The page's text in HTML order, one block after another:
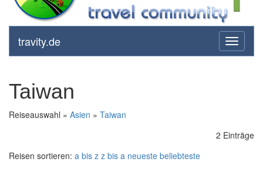
toggle
travity.de
Taiwan
Reiseauswahl » Asien » Taiwan
2 Einträge
Reisen sortieren: a bis z z bis a neueste beliebteste